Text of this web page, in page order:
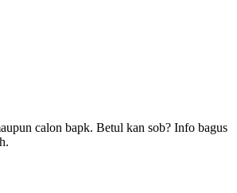
calon bapk. Betul kan sob? Info bagus